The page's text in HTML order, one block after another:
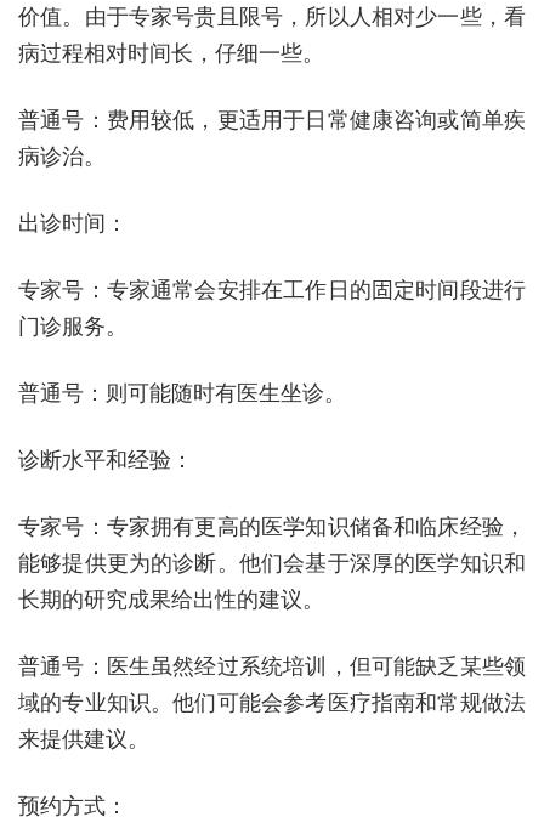
价值。由于专家号贵且限号，所以人相对少一些，看
病过程相对时间长，仔细一些。
普通号：费用较低，更适用于日常健康咨询或简单疾
病诊治。
出诊时间：
专家号：专家通常会安排在工作日的固定时间段进行
门诊服务。
普通号：则可能随时有医生坐诊。
诊断水平和经验：
专家号：专家拥有更高的医学知识储备和临床经验，
能够提供更为的诊断。他们会基于深厚的医学知识和
长期的研究成果给出性的建议。
普通号：医生虽然经过系统培训，但可能缺乏某些领
域的专业知识。他们可能会参考医疗指南和常规做法
来提供建议。
预约方式：